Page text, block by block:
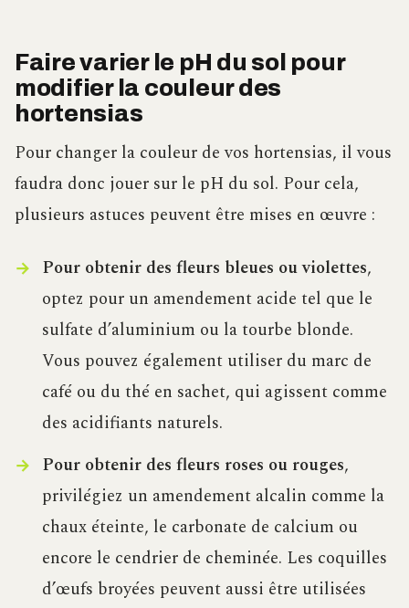
Faire varier le pH du sol pour
modifier la couleur des
hortensias
Pour changer la couleur de vos hortensias, il vous
faudra donc jouer sur le pH du sol. Pour cela,
plusieurs astuces peuvent être mises en œuvre :
Pour obtenir des fleurs bleues ou violettes,
optez pour un amendement acide tel que le
sulfate d’aluminium ou la tourbe blonde.
Vous pouvez également utiliser du marc de
café ou du thé en sachet, qui agissent comme
des acidifiants naturels.
Pour obtenir des fleurs roses ou rouges,
privilégiez un amendement alcalin comme la
chaux éteinte, le carbonate de calcium ou
encore le cendrier de cheminée. Les coquilles
d’œufs broyées peuvent aussi être utilisées